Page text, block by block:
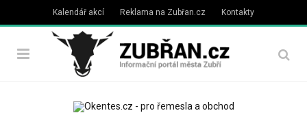
Kalendář akcí Reklama na Zubřan.cz Kontakty